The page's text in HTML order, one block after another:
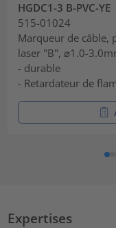
HGDC1-3 B-PVC-YE
515-01024
Marqueur de câble,
laser "B", ⌀1.0-
- durable
- Retardateur de
Expertises